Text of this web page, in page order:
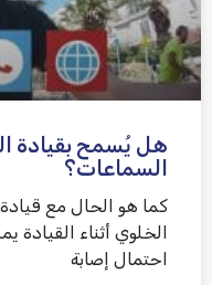
هل يُسمح بقيادة
السماعات؟
كما هو الحال مع
الخلوي أثناء
احتمال إصابة